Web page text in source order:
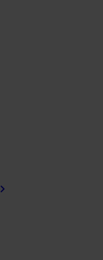
chevron_right